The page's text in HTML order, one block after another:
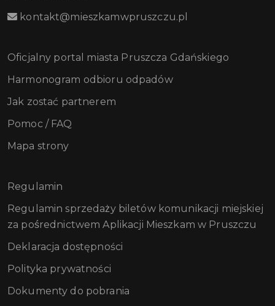
kontakt@mieszkamwpruszczu.pl
Oficjalny portal miasta Pruszcza Gdańskiego
Harmonogram odbioru odpadów
Jak zostać partnerem
Pomoc / FAQ
Mapa strony
Regulamin
Regulamin sprzedaży biletów komunikacji miejskiej
za pośrednictwem Aplikacji Mieszkam w Pruszczu
Deklaracja dostępności
Polityka prywatności
Dokumenty do pobrania